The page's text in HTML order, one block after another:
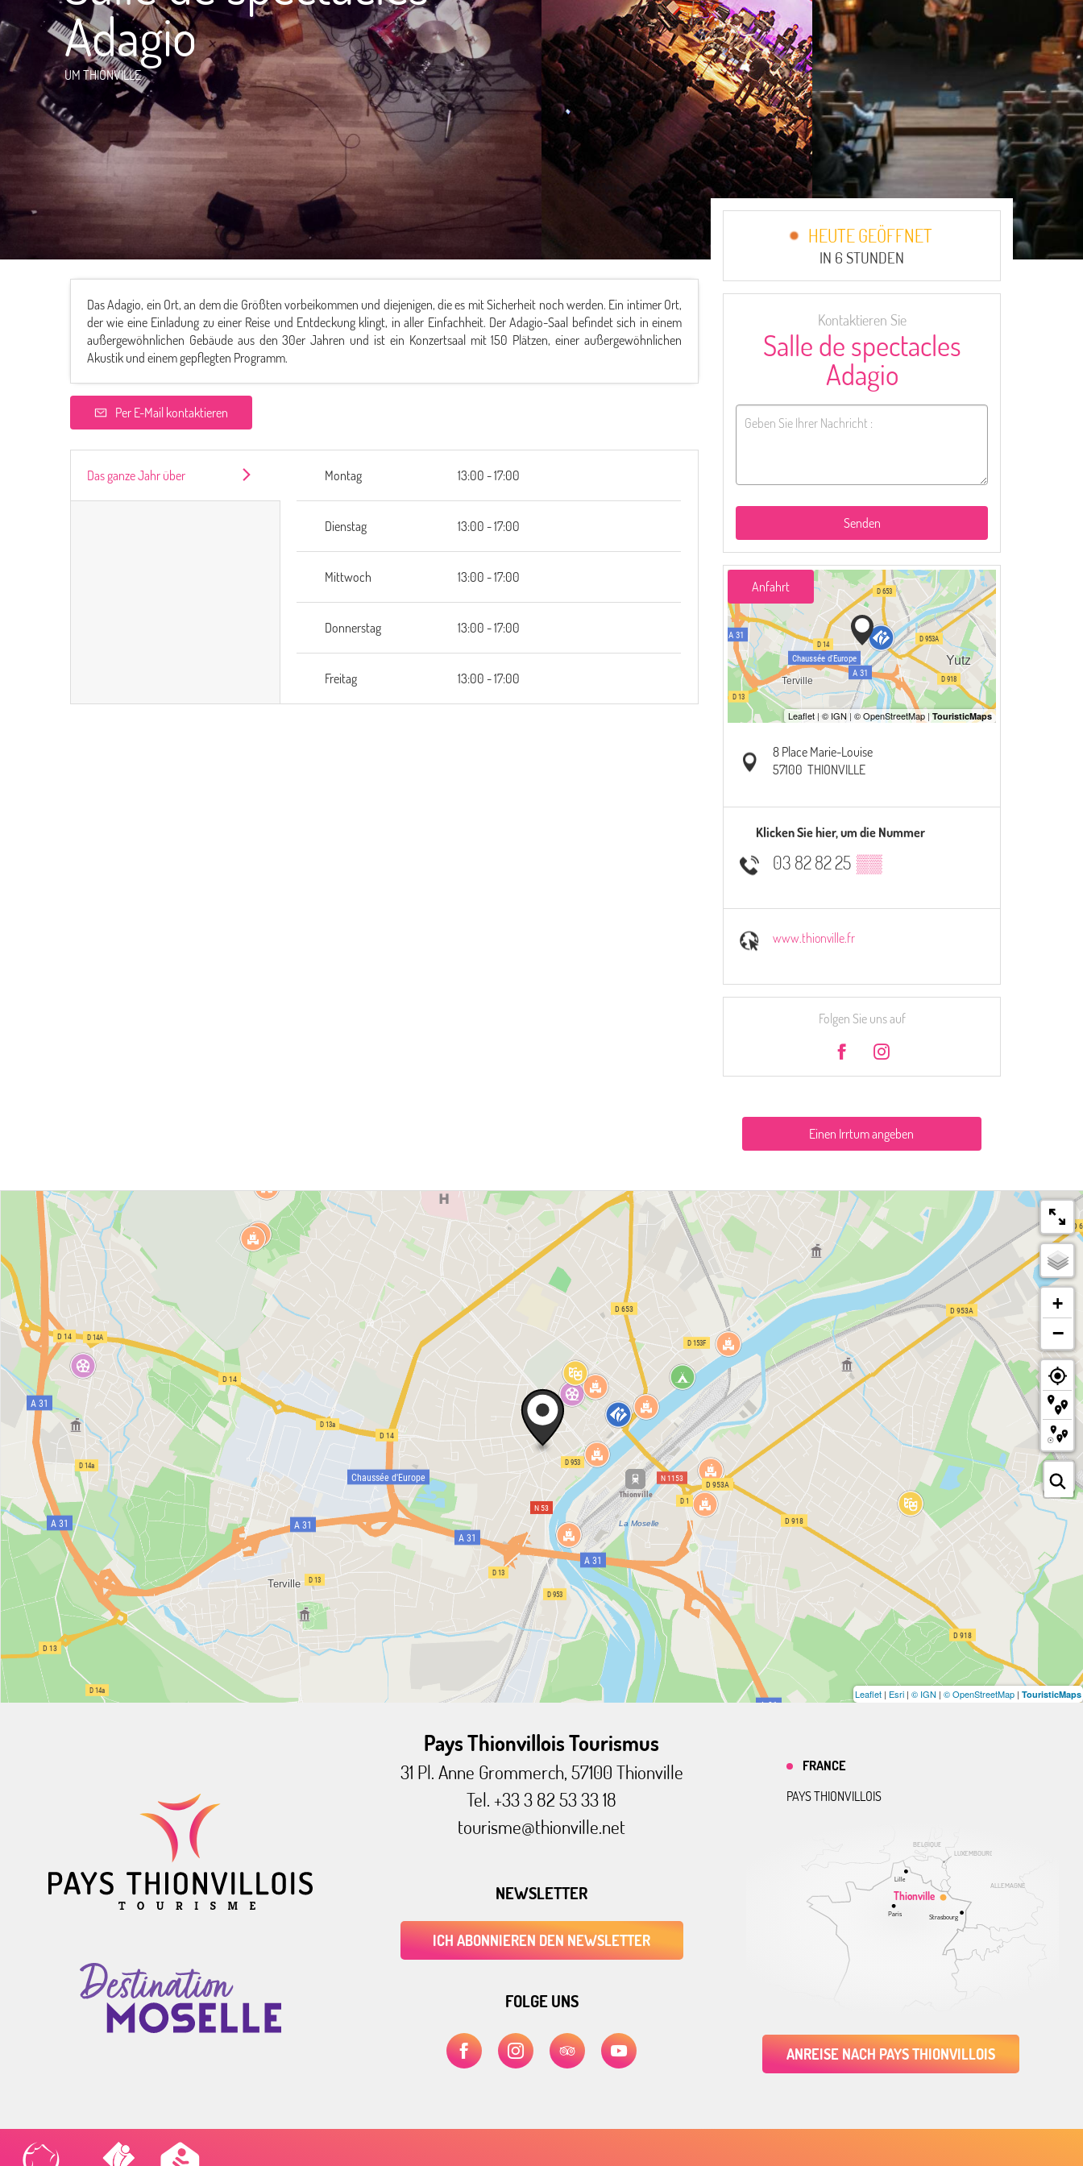
Adagio
UM THIONVILLE
Das Adagio, ein Ort, an dem die Größten vorbeikommen und diejenigen, die es mit Sicherheit noch werden. Ein intimer Ort,
der wie eine Einladung zu einer Reise und Entdeckung klingt, in aller Einfachheit. Der Adagio-Saal befindet sich in einem
außergewöhnlichen Gebäude aus den 30er Jahren und ist ein Konzertsaal mit 150 Plätzen, einer außergewöhnlichen
Akustik und einem gepflegten Programm.
Per E-Mail kontaktieren
Das ganze Jahr über Montag 13:00 - 17:00
Dienstag 13:00 - 17:00
Mittwoch 13:00 - 17:00
Donnerstag 13:00 - 17:00
Freitag 13:00 - 17:00
HEUTE GEÖFFNET
IN 6 STUNDEN
Kontaktieren Sie
Salle de spectacles
Adagio
Senden
Anfahrt
8 Place Marie-Louise
57100 THIONVILLE
Klicken Sie hier, um die Nummer
03 82 82 25 ▒▒
www.thionville.fr
Folgen Sie uns auf
Einen Irrtum angeben
+
−
Leaflet | Esri | © IGN | © OpenStreetMap | TouristicMaps
Pays Thionvillois Tourismus
31 Pl. Anne Grommerch, 57100 Thionville
Tel. +33 3 82 53 33 18
tourisme@thionville.net
NEWSLETTER
ICH ABONNIEREN DEN NEWSLETTER
FOLGE UNS
ALLEMAGNE
BELGIQUE
LUXEMBOURG
Thionville
Lille
Paris Strasbourg
FRANCE
PAYS THIONVILLOIS
ANREISE NACH PAYS THIONVILLOIS